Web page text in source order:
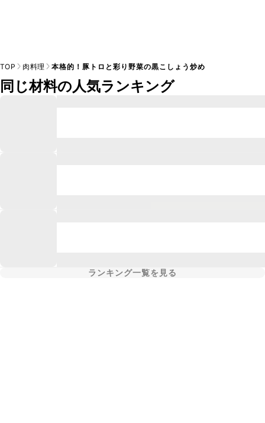
TOP 肉料理 本格的！豚トロと彩り野菜の黒こしょう炒め
同じ材料の人気ランキング
ランキング一覧を見る